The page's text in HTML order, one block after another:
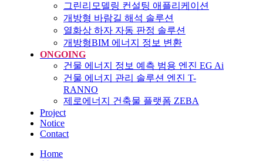
그린리모델링 컨설팅 애플리케이션
개방형 바람길 해석 솔루션
열화상 하자 자동 판정 솔루션
개방형BIM 에너지 정보 변환
ONGOING
건물 에너지 정보 예측 범용 엔진 EG Ai
건물 에너지 관리 솔루션 엔진 T-
RANNO
제로에너지 건축물 플랫폼 ZEBA
Project
Notice
Contact
Home